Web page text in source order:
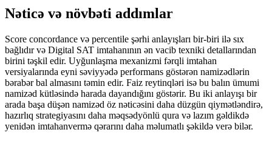
Nəticə və növbəti addımlar
Score concordance və percentile şərhi anlayışları bir-biri ilə sıx
bağlıdır və Digital SAT imtahanının ən vacib texniki detallarından
birini təşkil edir. Uyğunlaşma mexanizmi fərqli imtahan
versiyalarında eyni səviyyədə performans göstərən namizədlərin
bərabər bal almasını təmin edir. Faiz reytinqləri isə bu balın ümumi
namizəd kütləsində harada dayandığını göstərir. Bu iki anlayışı bir
arada başa düşən namizəd öz nəticəsini daha düzgün qiymətləndirə,
hazırlıq strategiyasını daha məqsədyönlü qura və lazım gəldikdə
yenidən imtahanvermə qərarını daha məlumatlı şəkildə verə bilər.